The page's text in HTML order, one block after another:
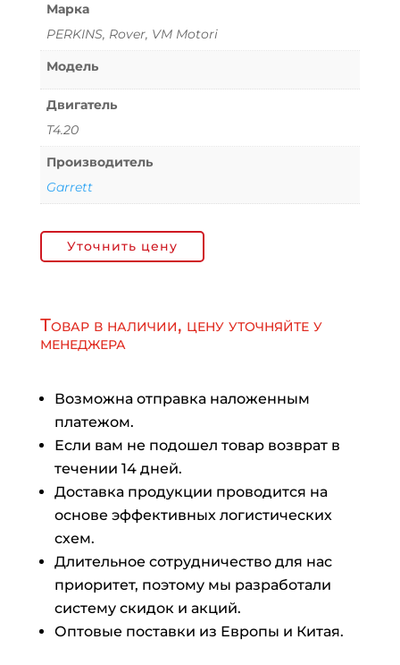
Марка
PERKINS, Rover, VM Motori
Модель
Двигатель
T4.20
Производитель
Garrett
Уточнить цену
Товар в наличии, цену уточняйте у
менеджера
Возможна отправка наложенным
платежом.
Если вам не подошел товар возврат в
течении 14 дней.
Доставка продукции проводится на
основе эффективных логистических
схем.
Длительное сотрудничество для нас
приоритет, поэтому мы разработали
систему скидок и акций.
Оптовые поставки из Европы и Китая.